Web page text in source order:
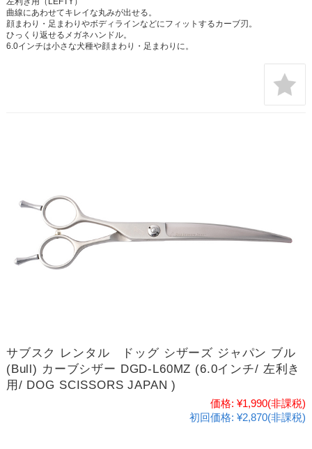
曲線にあわせてキレイな丸みが出せる。
顔まわり・足まわりやボディラインなどにフィットするカーブ刃。
ひっくり返せるメガネハンドル。
6.0インチは小さな犬種や顔まわり・足まわりに。
サブスク レンタル ドッグ シザーズ ジャパン ブル
(Bull) カーブシザー DGD-L60MZ (6.0インチ/ 左利き
用/ DOG SCISSORS JAPAN )
価格: ¥1,990(非課税)
初回価格: ¥2,870(非課税)